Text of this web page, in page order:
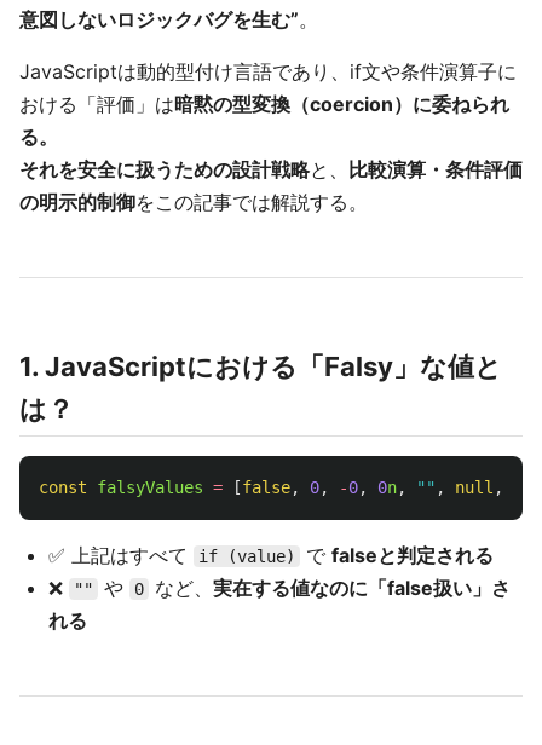
意図しないロジックバグを生む”。
JavaScriptは動的型付け言語であり、if文や条件演算子に
おける「評価」は暗黙の型変換（coercion）に委ねられ
る。
それを安全に扱うための設計戦略と、
比較演算・条件評価
の明示的制御をこの記事では解説する。
1. JavaScriptにおける「Falsy」な値と
は？
const falsyValues = [false, 0, -0, 0n, "" , null ,
✅ 上記はすべて if (value) で falseと判定される
❌
"" や 0 など、 実在する値なのに「false扱い」さ
れる